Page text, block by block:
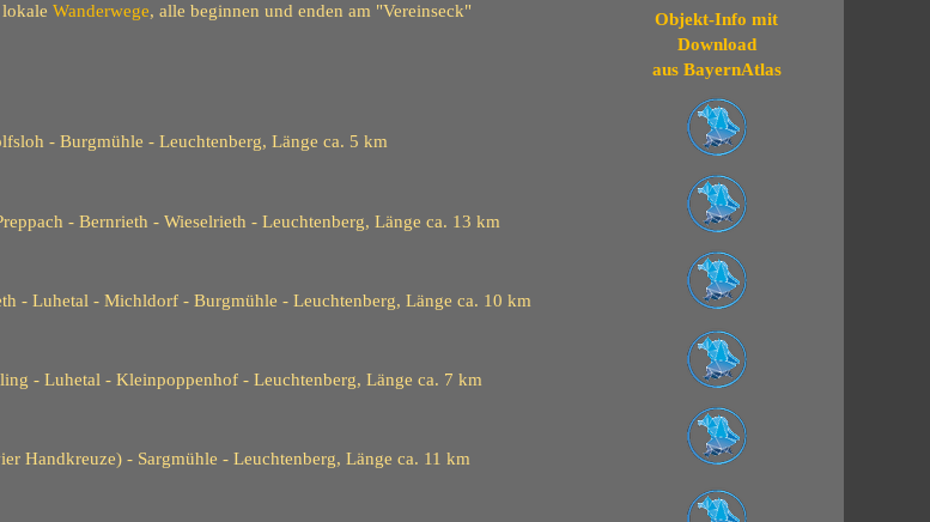
Wanderwege, alle beginnen und enden am "Vereinseck"
- Burgmühle - Leuchtenberg, Länge ca. 5 km
- Bernrieth - Wieselrieth - Leuchtenberg, Länge ca. 13 km
- Luhetal - Michldorf - Burgmühle - Leuchtenberg, Länge ca. 10 km
- Luhetal - Kleinpoppenhof - Leuchtenberg, Länge ca. 7 km
Handkreuze) - Sargmühle - Leuchtenberg, Länge ca. 11 km
Objekt-Info mit
Download
aus BayernAtlas